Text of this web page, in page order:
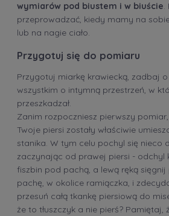
wymiarów pod biustem i w biuście.
przeprowadzać, kiedy mamy na
lub na nagie ciało.
Przygotuj się do pomiaru
Przygotuj miarkę krawiecką, zadbaj
wszystkim o intymną przestrzeń, w
przeszkadzał.
Zanim rozpoczniesz pierwszy
Twoje piersi zostały właściwie
stanika. W tym celu pochyl się nieco
zaczynając od prawej piersi - odchyl
fiszbin pod pachą, a lewą ręką sięgnij
pachę, w okolice ramiączka, i
przesuń całą tkankę piersiową do
że to tłuszczyk a nie pierś? Pamiętaj,